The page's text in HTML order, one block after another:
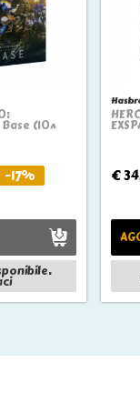
(10^
-17% €